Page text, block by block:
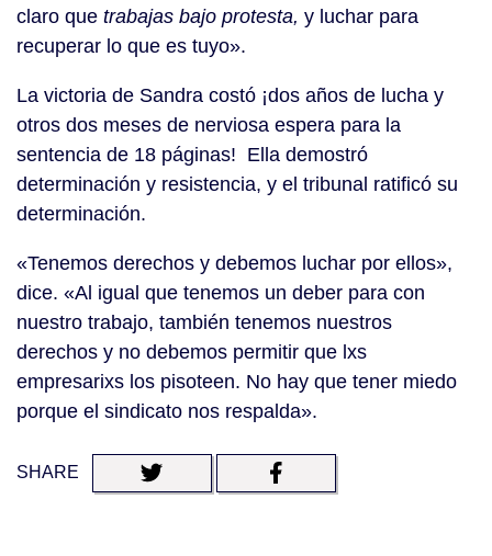
claro que trabajas bajo protesta, y luchar para
recuperar lo que es tuyo».
La victoria de Sandra costó ¡dos años de lucha y
otros dos meses de nerviosa espera para la
sentencia de 18 páginas! Ella demostró
determinación y resistencia, y el tribunal ratificó su
determinación.
«Tenemos derechos y debemos luchar por ellos»,
dice. «Al igual que tenemos un deber para con
nuestro trabajo, también tenemos nuestros
derechos y no debemos permitir que lxs
empresarixs los pisoteen. No hay que tener miedo
porque el sindicato nos respalda».
SHARE